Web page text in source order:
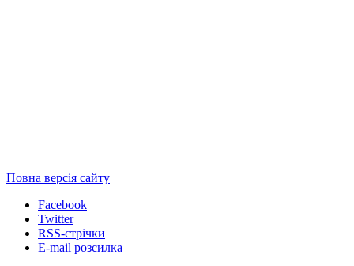
Повна версія сайту
Facebook
Twitter
RSS-стрічки
E-mail розсилка